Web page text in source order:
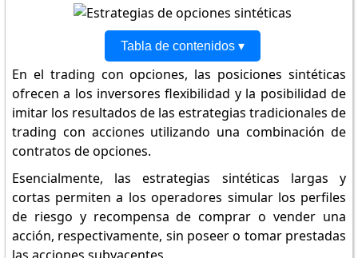
Tabla de contenidos ▾
En el trading con opciones, las posiciones sintéticas
ofrecen a los inversores flexibilidad y la posibilidad de
imitar los resultados de las estrategias tradicionales de
trading con acciones utilizando una combinación de
contratos de opciones.
Esencialmente, las estrategias sintéticas largas y
cortas permiten a los operadores simular los perfiles
de riesgo y recompensa de comprar o vender una
acción, respectivamente, sin poseer o tomar prestadas